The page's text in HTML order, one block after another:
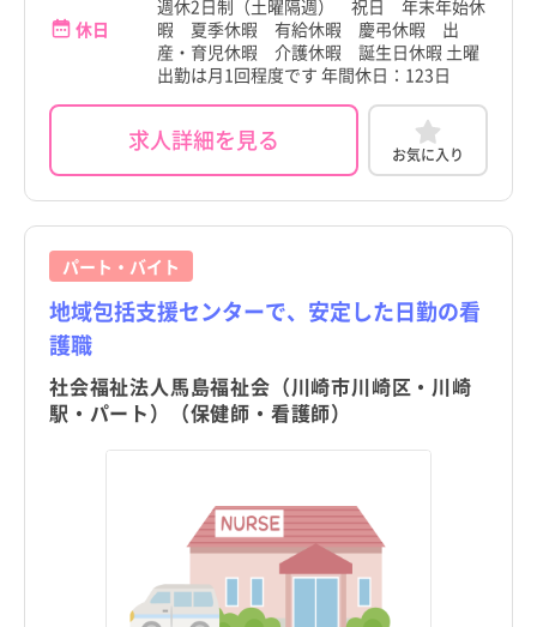
休日
週休2日制（土曜隔週） 祝日 年末年始休
暇 夏季休暇 有給休暇 慶弔休暇 出
産・育児休暇 介護休暇 誕生日休暇 土曜
出勤は月1回程度です 年間休日：123日
求人詳細を見る お気に入り
パート・バイト
地域包括支援センターで、安定した日勤の看
護職
社会福祉法人馬島福祉会（川崎市川崎区・川崎
駅・パート）（保健師・看護師）